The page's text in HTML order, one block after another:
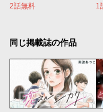
2話無料 1
同じ掲載誌の作品